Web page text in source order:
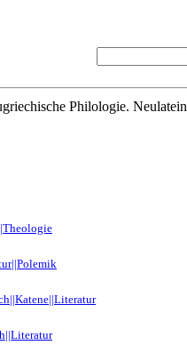
Philologie. Neulatein